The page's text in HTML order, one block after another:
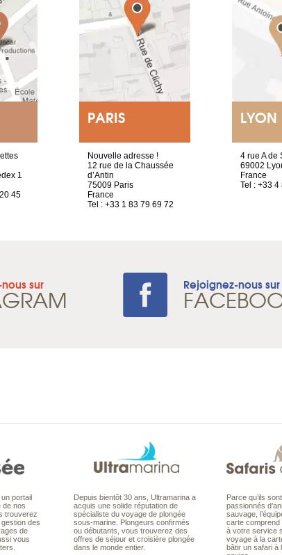
1
45
PARIS
Nouvelle adresse !
12 rue de la Chaussée
d’Antin
75009 Paris
France
Tel : +33 1 83 79 69 72
LYON
4 rue A de
69002
France
Tel : +33 4
sur Rejoignez-nous sur
portail
de nos
trouverez
des
de
vous
Depuis bientôt 30 ans, Ultramarina a
acquis une solide réputation de
spécialiste du voyage de plongée
sous-marine. Plongeurs confirmés
ou débutants, vous trouverez des
offres de séjour et croisière plongée
dans le monde entier.
Parce qu’ils
passionnés
sauvage,
carte comprend
à votre service
voyage à la
bâtir un safari à